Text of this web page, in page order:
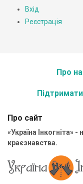
Вхід
Реєстрація
Про
Підтримати
Про сайт
«Україна Інкогніта»
краєзнавства.